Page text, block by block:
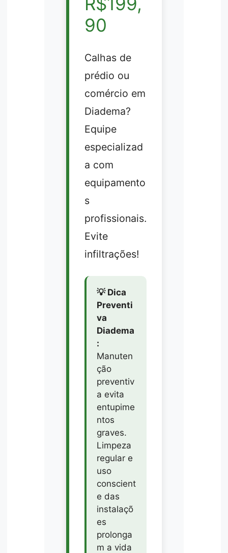
90
Calhas de
prédio ou
comércio em
Diadema?
Equipe
especializad
a com
equipamento
s
profissionais.
Evite
infiltrações!
💡 Dica
Preventi
va
Diadema
:
Manuten
ção
preventiv
a evita
entupime
ntos
graves.
Limpeza
regular e
uso
conscient
e das
instalaçõ
es
prolonga
m a vida